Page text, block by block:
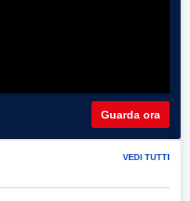
Guarda ora
VEDI TUTTI